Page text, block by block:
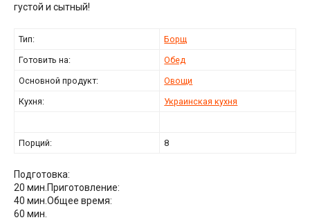
густой и сытный!
Тип:
Борщ
Готовить на:
Обед
Основной продукт:
Овощи
Кухня:
Украинская кухня
Порций: 8
Подготовка:
20 мин. Приготовление:
40 мин. Общее время:
60 мин.